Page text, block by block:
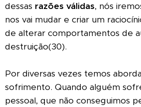
dessas razões válidas, nós
nos vai mudar e criar um
de alterar comportamentos de
destruição(30).
Por diversas vezes temos
sofrimento. Quando alguém
pessoal, que não conseguimos